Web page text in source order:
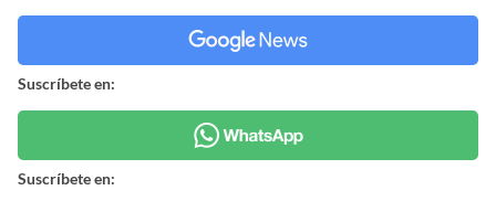
Suscríbete en:
Suscríbete en: